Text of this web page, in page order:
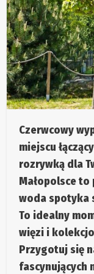
Czerwcowy
miejscu
rozrywką dla
Małopolsce to
woda spotyka
To idealny
więzi i
Przygotuj się
fascynujących